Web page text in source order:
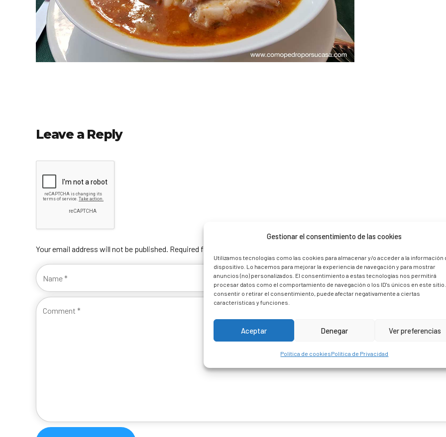
Gestionar el consentimiento de las cookies
Utilizamos tecnologías como las cookies para almacenar y/o acceder a la información
dispositivo. Lo hacemos para mejorar la experiencia de navegación y para mostrar
anuncios (no) personalizados. El consentimiento a estas tecnologías nos permitirá
procesar datos como el comportamiento de navegación o los ID's únicos en este
consentir o retirar el consentimiento, puede afectar negativamente a ciertas
características y funciones.
Aceptar Denegar Ver preferencias
Política de cookiesPolítica de Privacidad
Leave a Reply
Your email address will not be published. Required fields are marked *